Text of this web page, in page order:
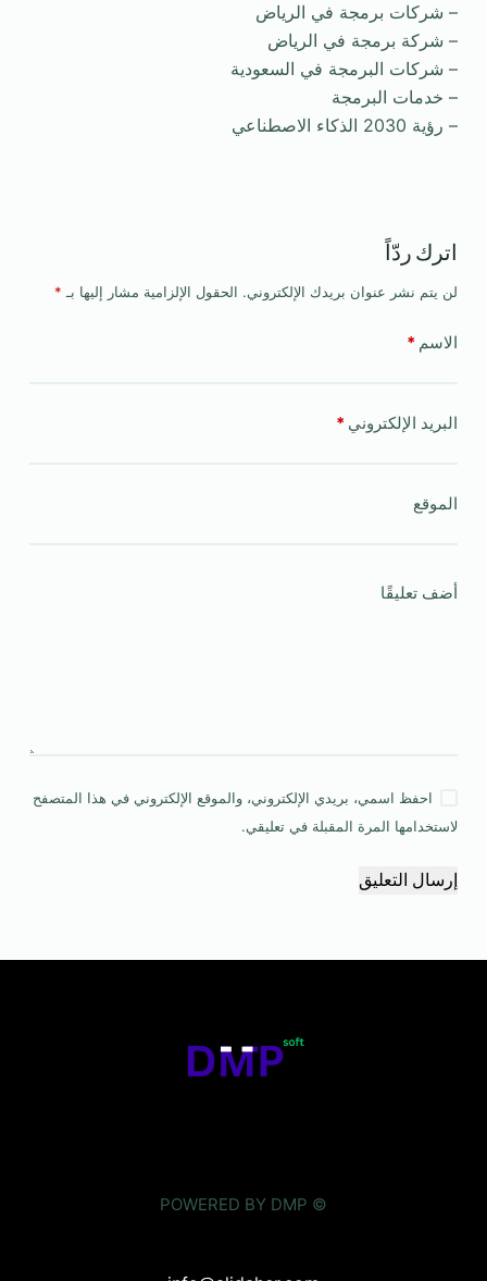
– شركات برمجة في الرياض
– شركة برمجة في الرياض
– شركات البرمجة في السعودية
– خدمات البرمجة
– رؤية 2030 الذكاء الاصطناعي
اترك ردّاً
لن يتم نشر عنوان بريدك الإلكتروني. الحقول الإلزامية مشار إليها بـ *
الاسم *
البريد الإلكتروني *
الموقع
أضف تعليقًا
احفظ اسمي، بريدي الإلكتروني، والموقع الإلكتروني في هذا المتصفح
لاستخدامها المرة المقبلة في تعليقي.
إرسال التعليق
© POWERED BY DMP